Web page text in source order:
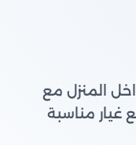
المنزل مع
غيار مناسبة